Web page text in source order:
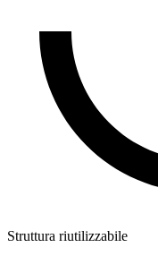
Struttura riutilizzabile